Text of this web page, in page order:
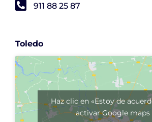
911 88 25 87
Toledo
Haz clic en «Estoy de
activar Google maps